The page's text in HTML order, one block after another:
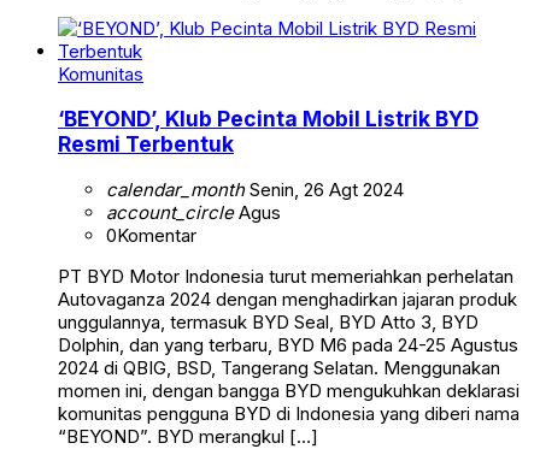
Komunitas
‘BEYOND’, Klub Pecinta Mobil Listrik BYD
Resmi Terbentuk
calendar_monthSenin, 26 Agt 2024
account_circleAgus
0Komentar
PT BYD Motor Indonesia turut memeriahkan perhelatan
Autovaganza 2024 dengan menghadirkan jajaran produk
unggulannya, termasuk BYD Seal, BYD Atto 3, BYD
Dolphin, dan yang terbaru, BYD M6 pada 24-25 Agustus
2024 di QBIG, BSD, Tangerang Selatan. Menggunakan
momen ini, dengan bangga BYD mengukuhkan deklarasi
komunitas pengguna BYD di Indonesia yang diberi nama
“BEYOND”. BYD merangkul […]